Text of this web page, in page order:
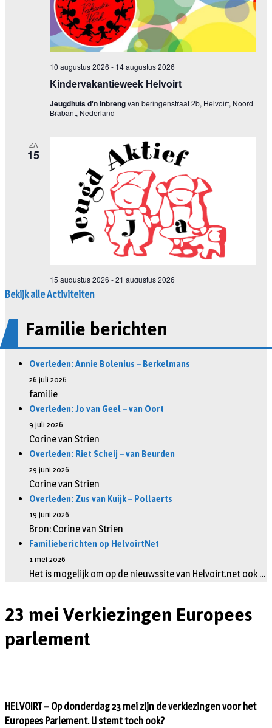
Bekijk alle Activiteiten
Familie berichten
Overleden: Annie Bolenius – Berkelmans
26 juli 2026
familie
Overleden: Jo van Geel – van Oort
9 juli 2026
Corine van Strien
Overleden: Riet Scheij – van Beurden
29 juni 2026
Corine van Strien
Overleden: Zus van Kuijk – Pollaerts
19 juni 2026
Bron: Corine van Strien
Familieberichten op HelvoirtNet
1 mei 2026
Het is mogelijk om op de nieuwssite van Helvoirt.net ook …
23 mei Verkiezingen Europees
parlement
HELVOIRT – Op donderdag 23 mei zijn de verkiezingen voor het
Europees Parlement. U stemt toch ook?